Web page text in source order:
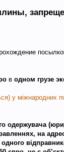
водном грузе
у міжнародних
одержувача
на